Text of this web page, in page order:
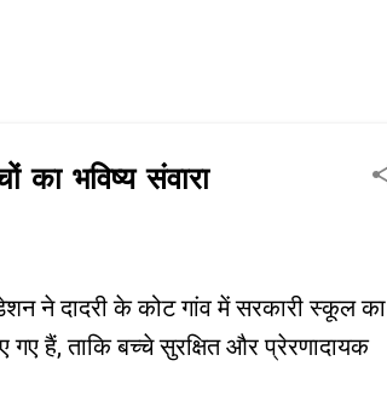
भविष्य संवारा
ने दादरी के कोट गांव में सरकारी स्कूल का
गए हैं, ताकि बच्चे सुरक्षित और प्रेरणादायक